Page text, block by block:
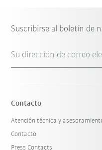
Suscribirse al boletín de
Su dirección de correo
Contacto
Atención técnica y
Contacto
Press Contacts